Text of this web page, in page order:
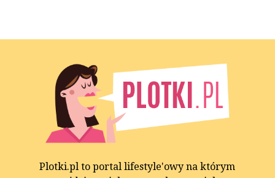
Plotki.pl to portal lifestyle'owy na którym